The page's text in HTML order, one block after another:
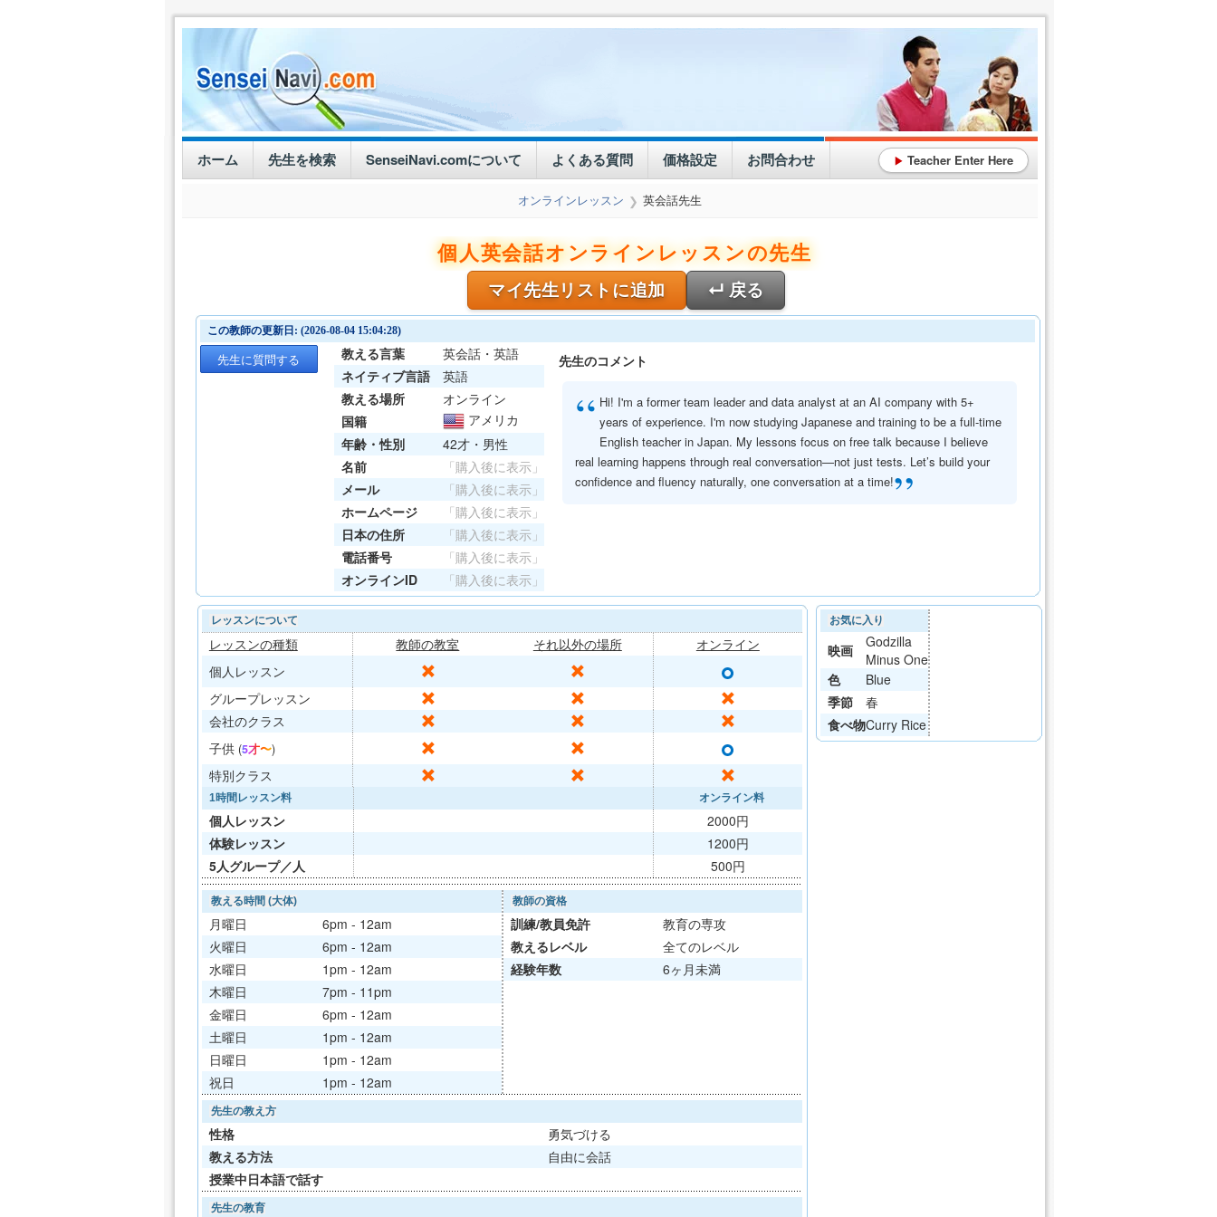
ホーム 先生を検索 SenseiNavi.comについて よくある質問 価格設定 お問合わせ ▶ Teacher Enter Here
オンラインレッスン ❯ 英会話先生
個人英会話オンラインレッスンの先生
マイ先生リストに追加 ↵ 戻る
この教師の更新日: (2026-08-04 15:04:28)
先生に質問する 教える言葉
英会話・英語
ネイティブ言語
英語
教える場所
オンライン
国籍
アメリカ
年齢・性別
42才・男性
名前
「購入後に表示」
メール
「購入後に表示」
ホームページ
「購入後に表示」
日本の住所
「購入後に表示」
電話番号
「購入後に表示」
オンラインID
「購入後に表示」
先生のコメント
“ Hi! I'm a former team leader and data analyst at an AI company with 5+
years of experience. I'm now studying Japanese and training to be a full-time
English teacher in Japan. My lessons focus on free talk because I believe
real learning happens through real conversation—not just tests. Let’s build your
confidence and fluency naturally, one conversation at a time!”
レッスンについて
レッスンの種類 教師の教室 それ以外の場所
オンライン
個人レッスン
✕ ✕ ○
グループレッスン ✕ ✕ ✕
会社のクラス ✕ ✕ ✕
子供 (5才〜) ✕ ✕ ○
特別クラス ✕ ✕ ✕
1時間レッスン料 オンライン料
個人レッスン
2000円
体験レッスン
1200円
5人グループ／人
500円
教える時間 (大体)
月曜日
6pm - 12am
火曜日
6pm - 12am
水曜日
1pm - 12am
木曜日
7pm - 11pm
金曜日
6pm - 12am
土曜日
1pm - 12am
日曜日
1pm - 12am
祝日
1pm - 12am
教師の資格
訓練/教員免許
教育の専攻
教えるレベル
全てのレベル
経験年数
6ヶ月未満
先生の教え方
性格
勇気づける
教える方法
自由に会話
授業中日本語で話す
先生の教育
お気に入り
映画
Godzilla
Minus One
色
Blue
季節
春
食べ物Curry Rice